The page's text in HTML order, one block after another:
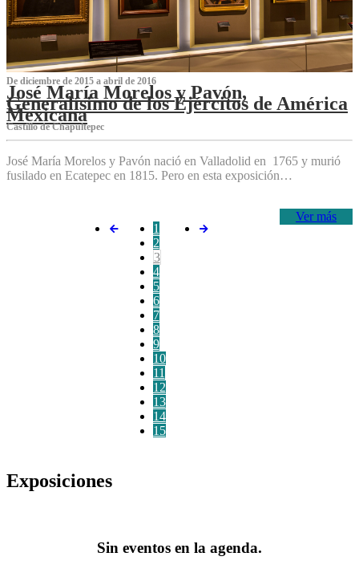
De diciembre de 2015 a abril de 2016
José María Morelos y Pavón,
Generalísimo de los Ejércitos de América
Mexicana
C‌astillo de Chapultepec
José María Morelos y Pavón nació en Valladolid en 1765 y murió
fusilado en Ecatepec en 1815. Pero en esta exposición…
Ver más
1
2
3
4
5
6
7
8
9
10
11
12
13
14
15
Exposiciones
Sin eventos en la agenda.